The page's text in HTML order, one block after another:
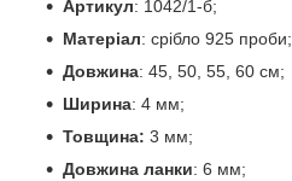
Артикул: 1042/1-б;
Матеріал: срібло 925 проби;
Довжина: 45, 50, 55, 60 см;
Ширина: 4 мм;
Товщина: 3 мм;
Довжина ланки: 6 мм;